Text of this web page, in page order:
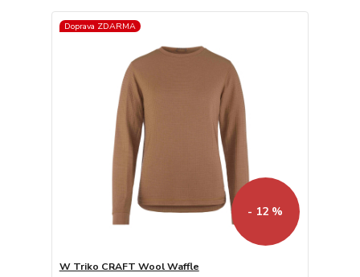
Doprava ZDARMA
- 12 %
W Triko CRAFT Wool Waffle